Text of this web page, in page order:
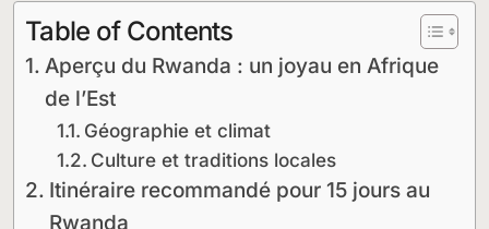
Table of Contents
Aperçu du Rwanda : un joyau en Afrique
de l’Est
Géographie et climat
Culture et traditions locales
Itinéraire recommandé pour 15 jours au
Rwanda